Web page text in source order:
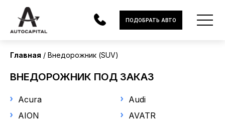
В НАЛИЧИИ
ПОДОБРАТЬ АВТО
Главная Внедорожник (SUV)
ВНЕДОРОЖНИК ПОД ЗАКАЗ
Acura
AION
Audi
AVATR
Страна поставки
Модель